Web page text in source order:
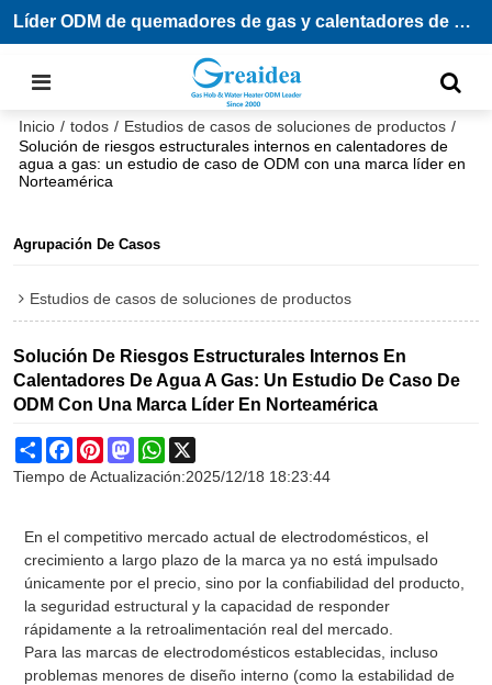
Líder ODM de quemadores de gas y calentadores de agua
Inicio / todos / Estudios de casos de soluciones de productos /
Solución de riesgos estructurales internos en calentadores de
agua a gas: un estudio de caso de ODM con una marca líder en
Norteamérica
Agrupación De Casos
Estudios de casos de soluciones de productos
Solución De Riesgos Estructurales Internos En
Calentadores De Agua A Gas: Un Estudio De Caso De
ODM Con Una Marca Líder En Norteamérica
ShareFacebook
PinterestMastodonWhatsApp
Tiempo de Actualización:2025/12/18 18:23:44
En el competitivo mercado actual de electrodomésticos, el
crecimiento a largo plazo de la marca ya no está impulsado
únicamente por el precio, sino por la confiabilidad del producto,
la seguridad estructural y la capacidad de responder
rápidamente a la retroalimentación real del mercado.
Para las marcas de electrodomésticos establecidas, incluso
problemas menores de diseño interno (como la estabilidad de